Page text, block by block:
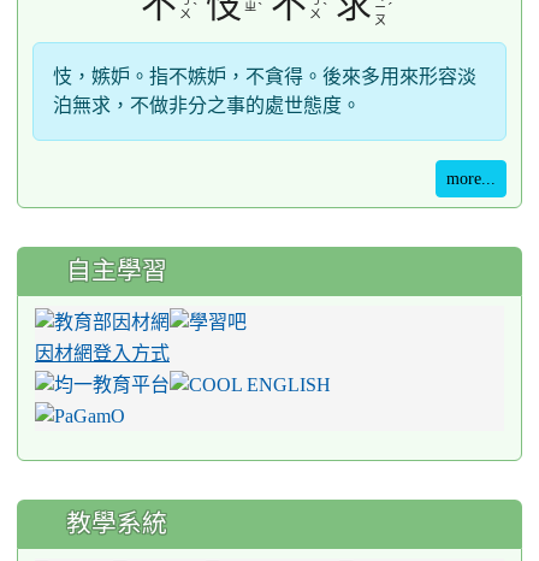
ㄨ ˋ ㄓ ˋ
ㄨ ˋ
ㄧ
ㄡ
ˊ
忮，嫉妒。指不嫉妒，不貪得。後來多用來形容淡
泊無求，不做非分之事的處世態度。
more...
自主學習
因材網登入方式
教學系統